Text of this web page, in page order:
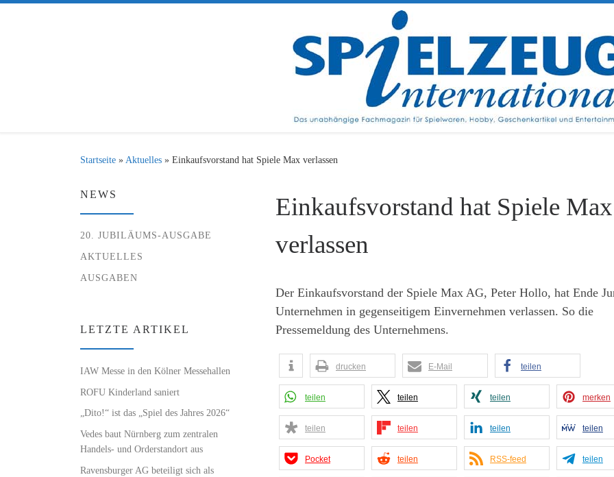
Startseite »Aktuelles » Einkaufsvorstand hat Spiele Max verlassen
Einkaufsvorstand hat Spiele Max
verlassen
Der Einkaufsvorstand der Spiele Max AG, Peter Hollo, hat Ende
Unternehmen in gegenseitigem Einvernehmen verlassen. So die
Pressemeldung des Unternehmens.
drucken E-Mail teilen
teilen teilen teilen merken
teilen teilen teilen teilen
Pocket teilen RSS-feed teilen
NEWS
20. JUBILÄUMS-AUSGABE
AKTUELLES
AUSGABEN
LETZTE ARTIKEL
IAW Messe in den Kölner Messehallen
ROFU Kinderland saniert
„Dito!“ ist das „Spiel des Jahres 2026“
Vedes baut Nürnberg zum zentralen
Handels- und Orderstandort aus
Ravensburger AG beteiligt sich als